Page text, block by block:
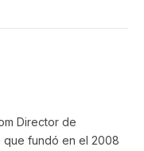
Director de
que fundó en el 2008